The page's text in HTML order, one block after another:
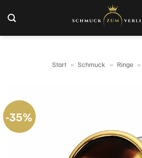
Inhalt
springen
Start » Schmuck » Ringe »
-35%